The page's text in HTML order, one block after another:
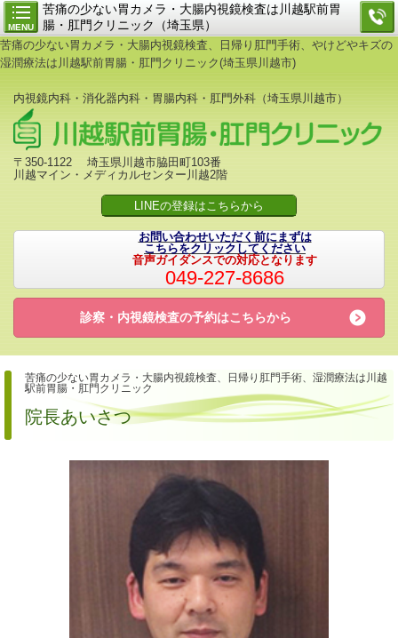
MENU
苦痛の少ない胃カメラ・大腸内視鏡検査は川越駅前胃
腸・肛門クリニック（埼玉県）
苦痛の少ない胃カメラ・大腸内視鏡検査、日帰り肛門手術、やけどやキズの
湿潤療法は川越駅前胃腸・肛門クリニック(埼玉県川越市)
内視鏡内科・消化器内科・胃腸内科・肛門外科（埼玉県川越市）
〒350-1122 埼玉県川越市脇田町103番
川越マイン・メディカルセンター川越2階
LINEの登録はこちらから
お問い合わせいただく前にまずは
こちらをクリックしてください
音声ガイダンスでの対応となります
049-227-8686
診察・内視鏡検査の予約はこちらから
苦痛の少ない胃カメラ・大腸内視鏡検査、日帰り肛門手術、 湿潤療法は川越
駅前胃腸・肛門クリニック
院長あいさつ